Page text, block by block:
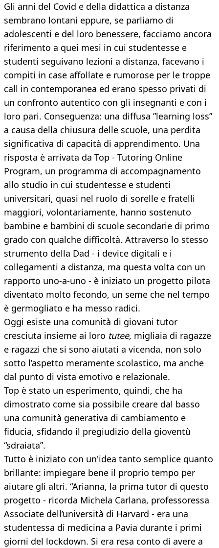
Gli anni del Covid e della didattica a distanza
sembrano lontani eppure, se parliamo di
adolescenti e del loro benessere, facciamo ancora
riferimento a quei mesi in cui studentesse e
studenti seguivano lezioni a distanza, facevano i
compiti in case affollate e rumorose per le troppe
call in contemporanea ed erano spesso privati di
un confronto autentico con gli insegnanti e con i
loro pari. Conseguenza: una diffusa ”learning loss”
a causa della chiusura delle scuole, una perdita
significativa di capacità di apprendimento. Una
risposta è arrivata da Top - Tutoring Online
Program, un programma di accompagnamento
allo studio in cui studentesse e studenti
universitari, quasi nel ruolo di sorelle e fratelli
maggiori, volontariamente, hanno sostenuto
bambine e bambini di scuole secondarie di primo
grado con qualche difficoltà. Attraverso lo stesso
strumento della Dad - i device digitali e i
collegamenti a distanza, ma questa volta con un
rapporto uno-a-uno - è iniziato un progetto pilota
diventato molto fecondo, un seme che nel tempo
è germogliato e ha messo radici.
Oggi esiste una comunità di giovani tutor
cresciuta insieme ai loro tutee, migliaia di ragazze
e ragazzi che si sono aiutati a vicenda, non solo
sotto l’aspetto meramente scolastico, ma anche
dal punto di vista emotivo e relazionale.
Top è stato un esperimento, quindi, che ha
dimostrato come sia possibile creare dal basso
una comunità generativa di cambiamento e
fiducia, sfidando il pregiudizio della gioventù
“sdraiata”.
Tutto è iniziato con un'idea tanto semplice quanto
brillante: impiegare bene il proprio tempo per
aiutare gli altri. “Arianna, la prima tutor di questo
progetto - ricorda Michela Carlana, professoressa
Associate dell’università di Harvard - era una
studentessa di medicina a Pavia durante i primi
giorni del lockdown. Si era resa conto di avere a